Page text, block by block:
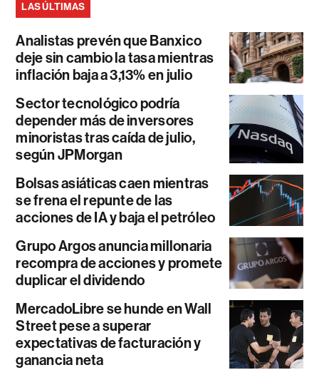
LAS ÚLTIMAS
Analistas prevén que Banxico
deje sin cambio la tasa mientras
inflación baja a 3,13% en julio
Sector tecnológico podría
depender más de inversores
minoristas tras caída de julio,
según JPMorgan
Bolsas asiáticas caen mientras
se frena el repunte de las
acciones de IA y baja el petróleo
Grupo Argos anuncia millonaria
recompra de acciones y promete
duplicar el dividendo
MercadoLibre se hunde en Wall
Street pese a superar
expectativas de facturación y
ganancia neta